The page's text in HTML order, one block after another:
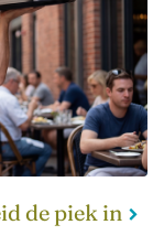
de piek in